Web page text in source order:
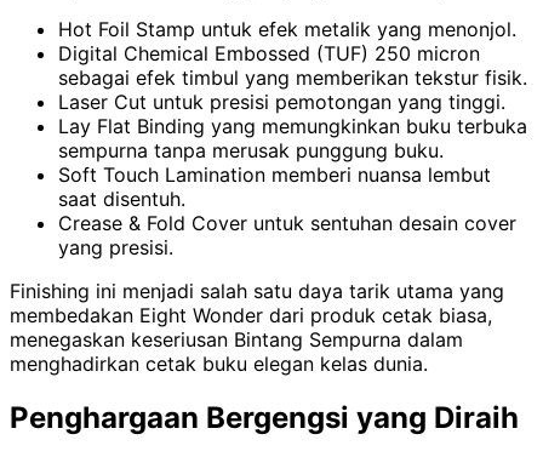
Hot Foil Stamp untuk efek metalik yang menonjol.
Digital Chemical Embossed (TUF) 250 micron
sebagai efek timbul yang memberikan tekstur fisik.
Laser Cut untuk presisi pemotongan yang tinggi.
Lay Flat Binding yang memungkinkan buku terbuka
sempurna tanpa merusak punggung buku.
Soft Touch Lamination memberi nuansa lembut
saat disentuh.
Crease & Fold Cover untuk sentuhan desain cover
yang presisi.
Finishing ini menjadi salah satu daya tarik utama yang
membedakan Eight Wonder dari produk cetak biasa,
menegaskan keseriusan Bintang Sempurna dalam
menghadirkan cetak buku elegan kelas dunia.
Penghargaan Bergengsi yang Diraih